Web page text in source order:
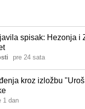
spisak: Hezonja i
pre 24 sata
kroz izložbu
1 dan